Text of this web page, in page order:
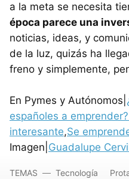
a la meta se necesita
época parece una
noticias, ideas, y
de la luz, quizás ha
freno y simplemente,
En Pymes y Autónomos|
españoles a
interesante,Se
Imagen| Guadalupe
TEMAS Tecnología